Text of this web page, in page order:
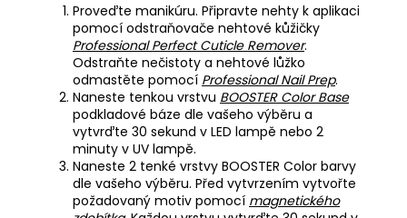
Proveďte manikúru. Připravte nehty k aplikaci
pomocí odstraňovače nehtové kůžičky
Professional Perfect Cuticle Remover.
Odstraňte nečistoty a nehtové lůžko
odmastěte pomocí Professional Nail Prep.
Naneste tenkou vrstvu BOOSTER Color Base
podkladové báze dle vašeho výběru a
vytvrďte 30 sekund v LED lampě nebo 2
minuty v UV lampě.
Naneste 2 tenké vrstvy BOOSTER Color barvy
dle vašeho výběru. Před vytvrzením vytvořte
požadovaný motiv pomocí magnetického